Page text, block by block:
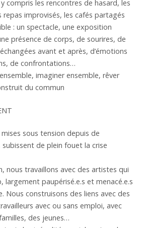
compris les rencontres de hasard, les
repas improvisés, les cafés partagés
: un spectacle, une exposition
présence de corps, de sourires, de
avant et après, d’émotions
de confrontations…
imaginer ensemble, rêver
du commun
sous tension depuis de
de plein fouet la crise
nous travaillons avec des artistes qui
largement paupérisé.e.s et menacé.e.s
Nous construisons des liens avec des
avec ou sans emploi, avec
des jeunes…